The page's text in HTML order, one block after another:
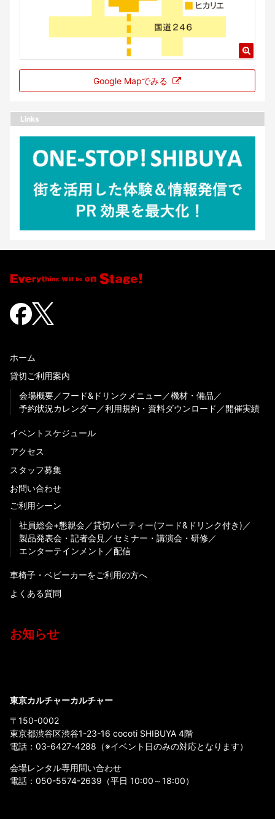
Google Mapでみる
Links
ホーム
貸切ご利用案内
会場概要
フード&ドリンクメニュー
機材・備品
予約状況カレンダー
利用規約・資料ダウンロード 開催実績
イベントスケジュール
アクセス
スタッフ募集
お問い合わせ
ご利用シーン
社員総会+懇親会
貸切パーティー(フード&ドリンク付き)
製品発表会・記者会見
セミナー・講演会・研修
エンターテインメント
配信
車椅子・ベビーカーをご利用の方へ
よくある質問
お知らせ
東京カルチャーカルチャー
〒150-0002
東京都渋谷区渋谷1-23-16 cocoti SHIBUYA 4階
電話： 03-6427-4288 （※イベント日のみの対応となります）
会場レンタル専用問い合わせ
電話： 050-5574-2639 （平日 10:00～18:00）